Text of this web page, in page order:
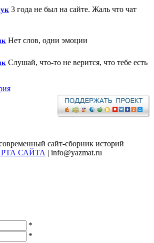
3 года не был на сайте. Жаль что чат
Нет слов, одни эмоции
Слушай, что-то не верится, что тебе есть
сайт-сборник историй
САЙТА | info@yazmat.ru
*
*